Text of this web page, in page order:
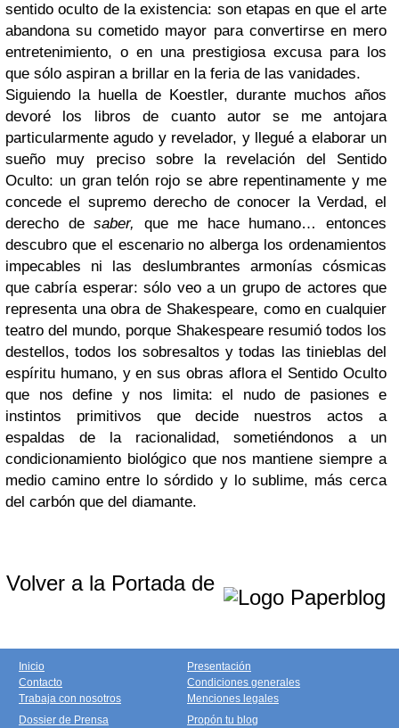
sentido oculto de la existencia: son etapas en que el arte
abandona su cometido mayor para convertirse en mero
entretenimiento, o en una prestigiosa excusa para los
que sólo aspiran a brillar en la feria de las vanidades.
Siguiendo la huella de Koestler, durante muchos años
devoré los libros de cuanto autor se me antojara
particularmente agudo y revelador, y llegué a elaborar un
sueño muy preciso sobre la revelación del Sentido
Oculto: un gran telón rojo se abre repentinamente y me
concede el supremo derecho de conocer la Verdad, el
derecho desaber, que me hace humano… entonces
descubro que el escenario no alberga los ordenamientos
impecables ni las deslumbrantes armonías cósmicas
que cabría esperar: sólo veo a un grupo de actores que
representa una obra de Shakespeare, como en cualquier
teatro del mundo, porque Shakespeare resumió todos los
destellos, todos los sobresaltos y todas las tinieblas del
espíritu humano, y en sus obras aflora el Sentido Oculto
que nos define y nos limita: el nudo de pasiones e
instintos primitivos que decide nuestros actos a
espaldas de la racionalidad, sometiéndonos a un
condicionamiento biológico que nos mantiene siempre a
medio camino entre lo sórdido y lo sublime, más cerca
del carbón que del diamante.
Volver a la Portada de
Inicio
Contacto
Trabaja con nosotros
Presentación
Condiciones generales
Menciones legales
Dossier de Prensa
Propón tu blog